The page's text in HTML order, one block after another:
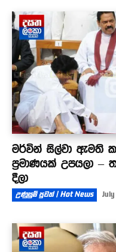
මර්වින් සිල්වා ඇමති
ප්‍රමාණයක් උපයලා
දීලා
උණුසුම් පුවත් | Hot News